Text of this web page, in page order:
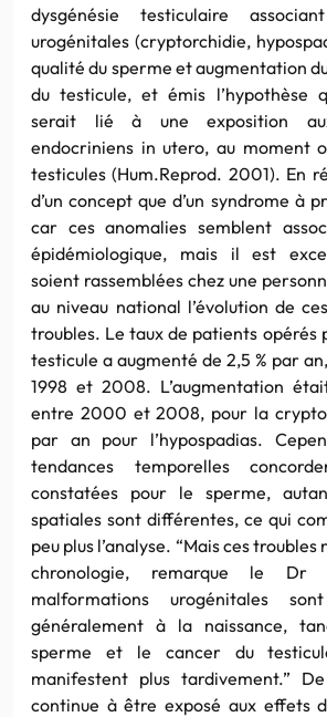
dysgénésie testiculaire
urogénitales (cryptorchidie,
qualité du sperme et augmentation
du testicule, et émis l’hypothèse
serait lié à une exposition
endocriniens in utero, au moment
testicules (Hum.Reprod. 2001). En
d’un concept que d’un syndrome à
car ces anomalies semblent
épidémiologique, mais il est
soient rassemblées chez une
au niveau national l’évolution de
troubles. Le taux de patients opérés
testicule a augmenté de 2,5 % par
1998 et 2008. L’augmentation
entre 2000 et 2008, pour la
par an pour l’hypospadias.
tendances temporelles
constatées pour le sperme,
spatiales sont différentes, ce qui
peu plus l’analyse. “Mais ces troubles
chronologie, remarque le
malformations urogénitales
généralement à la naissance,
sperme et le cancer du
manifestent plus tardivement.”
continue à être exposé aux effets